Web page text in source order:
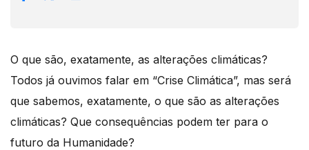
O que são, exatamente, as alterações climáticas?
Todos já ouvimos falar em “Crise Climática”, mas será
que sabemos, exatamente, o que são as alterações
climáticas? Que consequências podem ter para o
futuro da Humanidade?